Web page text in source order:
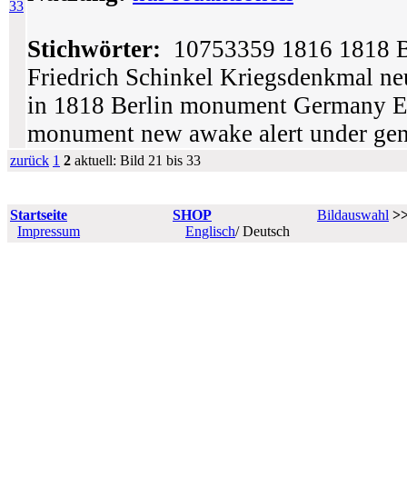
33
Stichwörter: 10753359 1816 1818
Friedrich Schinkel Kriegsdenkmal
in 1818 Berlin monument Germany
monument new awake alert under
zurück 1 2 aktuell: Bild 21 bis 33
Startseite SHOP Bildauswahl
Impressum
Englisch/ Deutsch